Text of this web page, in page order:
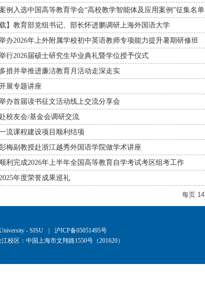
例入选中国高等教育学会“高校教学智能体及应用案例”征集名单
载】教育部党组书记、部长怀进鹏调研上海外国语大学
办2026年上外附属学校初中英语教师专项能力提升暑期研修班
行2026届硕士研究生毕业典礼暨学位授予仪式
措并举推进廉洁教育月活动走深走实
展专题讲座
办首届读书征文活动线上交流分享会
校友会/基金会调研交流
流课程建设项目顺利结项
梅副教授赴浙江越秀外国语学院做学术讲座
利完成2026年上半年全国高等教育自学考试考区组考工作
年度荣誉成果巡礼
每页 14
- SISU
沪ICP备05051495号
校区：中国上海市文翔路1550号（201620）